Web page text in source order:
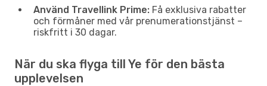
Använd Travellink Prime: Få exklusiva rabatter
och förmåner med vår prenumerationstjänst –
riskfritt i 30 dagar.
När du ska flyga till Ye för den bästa
upplevelsen